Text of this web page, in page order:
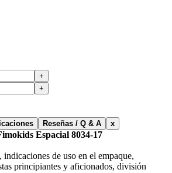
+
+
Reseñas / Q & A x
Espacial 8034-17
de uso en el empaque,
principiantes y aficionados, división